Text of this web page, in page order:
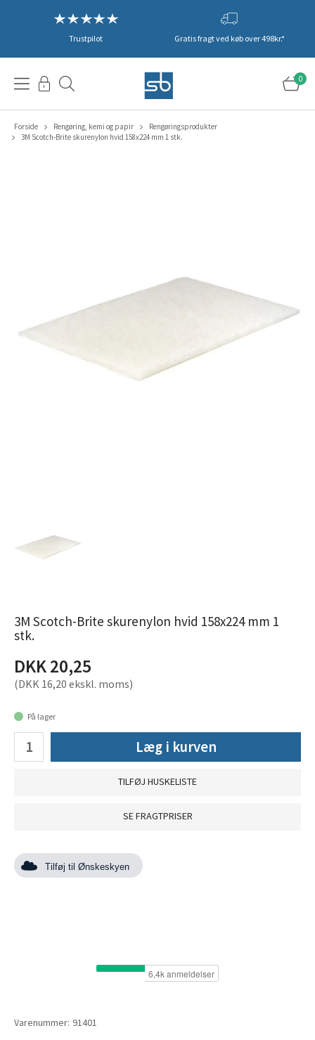
Trustpilot Gratis fragt ved køb over 498kr.*
0
Forside Rengøring, kemi og papir
Rengøringsprodukter
3M Scotch-Brite skurenylon hvid 158x224 mm 1 stk.
3M Scotch-Brite skurenylon hvid 158x224 mm 1
stk.
DKK 20,25
(DKK 16,20 ekskl. moms)
På lager
Læg i kurven
TILFØJ HUSKELISTE
SE FRAGTPRISER
Tilføj til Ønskeskyen
Varenummer: 91401